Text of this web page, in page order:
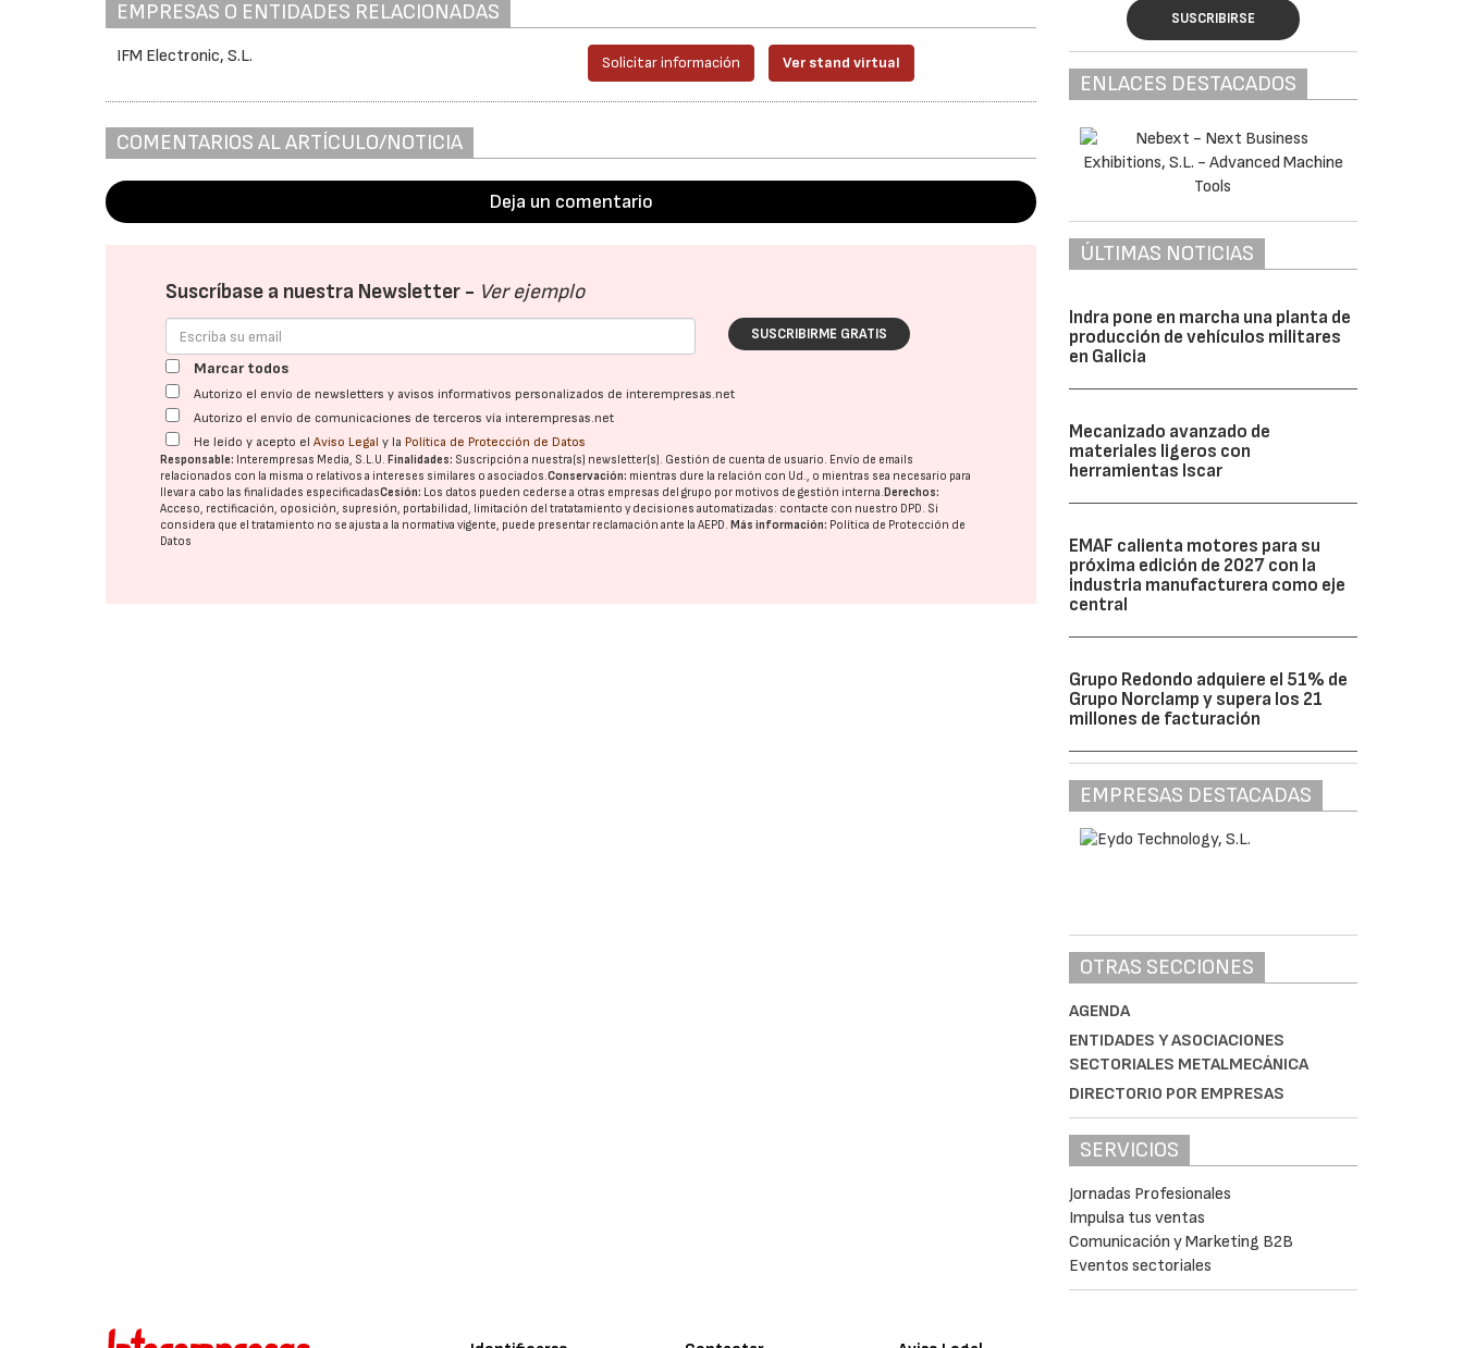
EMPRESAS O ENTIDADES RELACIONADAS
IFM Electronic, S.L. Solicitar información Ver stand virtual
COMENTARIOS AL ARTÍCULO/NOTICIA
Deja un comentario
Suscríbase a nuestra Newsletter - Ver ejemplo
SUSCRIBIRME GRATIS
Marcar todos
Autorizo el envío de newsletters y avisos informativos personalizados de interempresas.net
Autorizo el envío de comunicaciones de terceros vía interempresas.net
He leído y acepto elAviso Legal y la Política de Protección de Datos
Responsable: Interempresas Media, S.L.U. Finalidades: Suscripción a nuestra(s) newsletter(s). Gestión de cuenta de usuario. Envío de emails
relacionados con la misma o relativos a intereses similares o asociados.Conservación: mientras dure la relación con Ud., o mientras sea necesario para
llevar a cabo las finalidades especificadasCesión: Los datos pueden cederse a otras empresas del grupo por motivos de gestión interna. Derechos:
Acceso, rectificación, oposición, supresión, portabilidad, limitación del tratatamiento y decisiones automatizadas: contacte con nuestro DPD. Si
considera que el tratamiento no se ajusta a la normativa vigente, puede presentar reclamación ante laAEPD. Más información: Política de Protección de
Datos
SUSCRIBIRSE
ENLACES DESTACADOS
ÚLTIMAS NOTICIAS
Indra pone en marcha una planta de
producción de vehículos militares
en Galicia
Mecanizado avanzado de
materiales ligeros con
herramientas Iscar
EMAF calienta motores para su
próxima edición de 2027 con la
industria manufacturera como eje
central
Grupo Redondo adquiere el 51% de
Grupo Norclamp y supera los 21
millones de facturación
EMPRESAS DESTACADAS
OTRAS SECCIONES
AGENDA
ENTIDADES Y ASOCIACIONES
SECTORIALES METALMECÁNICA
DIRECTORIO POR EMPRESAS
SERVICIOS
Jornadas Profesionales
Impulsa tus ventas
Comunicación y Marketing B2B
Eventos sectoriales